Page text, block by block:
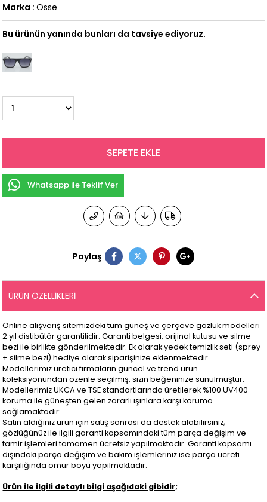
Marka : Osse
Bu ürünün yanında bunları da tavsiye ediyoruz.
Whatsapp ile Teklif Ver
Paylaş
ÜRÜN ÖZELLIKLERI
Online alışveriş sitemizdeki tüm güneş ve çerçeve gözlük modelleri
2 yıl distibütör garantilidir. Garanti belgesi, orijinal kutusu ve silme
bezi ile birlikte gönderilmektedir. Ek olarak yedek temizlik seti (sprey
+ silme bezi) hediye olarak siparişinize eklenmektedir.
Modellerimiz üretici firmaların güncel ve trend ürün
koleksiyonundan özenle seçilmiş, sizin beğeninize sunulmuştur.
Modellerimiz UKCA ve TSE standartlarında üretilerek %100 UV400
koruma ile güneşten gelen zararlı ışınlara karşı koruma
sağlamaktadır:
Satın aldığınız ürün için satış sonrası da destek alabilirsiniz;
gözlüğünüz ile ilgili garanti kapsamındaki tüm parça değişim ve
tamir işlemleri tamamen ücretsiz yapılmaktadır. Garanti kapsamı
dışındaki parça değişim ve bakım işlemleriniz ise parça ücreti
karşılığında ömür boyu yapılmaktadır.
Ürün ile ilgili detaylı bilgi aşağıdaki gibidir;